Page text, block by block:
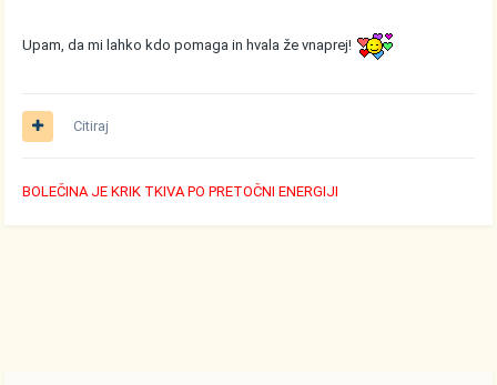
Upam, da mi lahko kdo pomaga in hvala že vnaprej!
Citiraj
BOLEČINA JE KRIK TKIVA PO PRETOČNI ENERGIJI